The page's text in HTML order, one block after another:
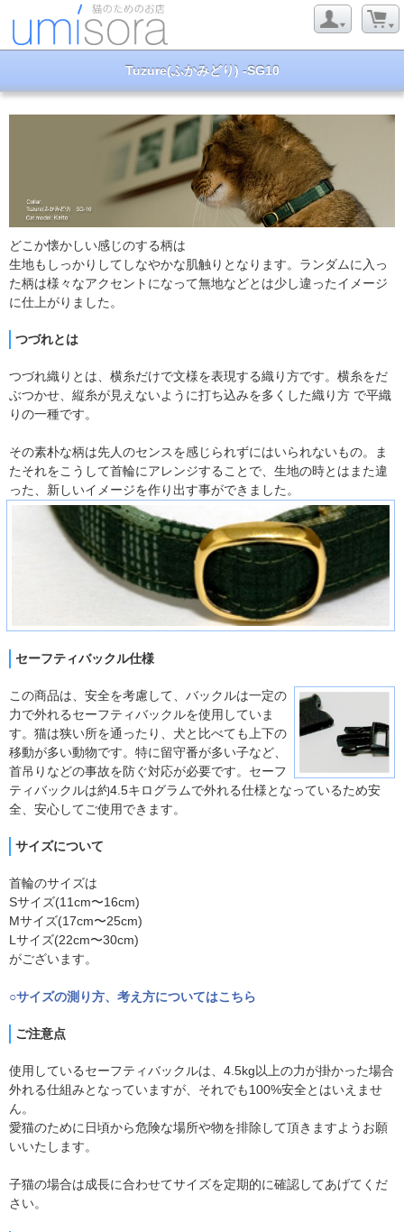
Tuzure(ふかみどり) -SG10
どこか懐かしい感じのする柄は
生地もしっかりしてしなやかな肌触りとなります。ランダムに入っ
た柄は様々なアクセントになって無地などとは少し違ったイメージ
に仕上がりました。
つづれとは
つづれ織りとは、横糸だけで文様を表現する織り方です。横糸をだ
ぶつかせ、縦糸が見えないように打ち込みを多くした織り方 で平織
りの一種です。
その素朴な柄は先人のセンスを感じられずにはいられないもの。ま
たそれをこうして首輪にアレンジすることで、生地の時とはまた違
った、新しいイメージを作り出す事ができました。
セーフティバックル仕様
この商品は、安全を考慮して、バックルは一定の
力で外れるセーフティバックルを使用していま
す。猫は狭い所を通ったり、犬と比べても上下の
移動が多い動物です。特に留守番が多い子など、
首吊りなどの事故を防ぐ対応が必要です。セーフ
ティバックルは約4.5キログラムで外れる仕様となっているため安
全、安心してご使用できます。
サイズについて
首輪のサイズは
Sサイズ(11cm〜16cm)
Mサイズ(17cm〜25cm)
Lサイズ(22cm〜30cm)
がございます。
○サイズの測り方、考え方についてはこちら
ご注意点
使用しているセーフティバックルは、4.5kg以上の力が掛かった場合
外れる仕組みとなっていますが、それでも100%安全とはいえませ
ん。
愛猫のために日頃から危険な場所や物を排除して頂きますようお願
いいたします。
子猫の場合は成長に合わせてサイズを定期的に確認してあげてくだ
さい。